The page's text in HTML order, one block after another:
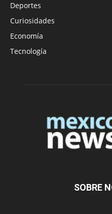
Deportes
Curiosidades
Economía
Tecnología
SOBRE